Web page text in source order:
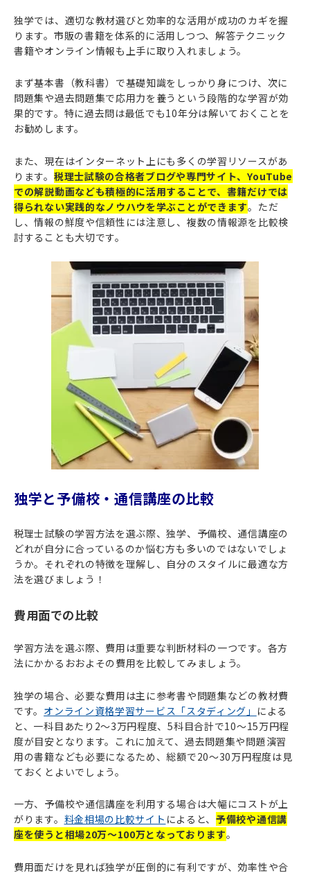
独学では、適切な教材選びと効率的な活用が成功のカギを握
ります。市販の書籍を体系的に活用しつつ、解答テクニック
書籍やオンライン情報も上手に取り入れましょう。
まず基本書（教科書）で基礎知識をしっかり身につけ、次に
問題集や過去問題集で応用力を養うという段階的な学習が効
果的です。特に過去問は最低でも10年分は解いておくことを
お勧めします。
また、現在はインターネット上にも多くの学習リソースがあ
ります。 税理士試験の合格者ブログや専門サイト、YouTube
での解説動画なども積極的に活用することで、書籍だけでは
得られない実践的なノウハウを学ぶことができます。ただ
し、情報の鮮度や信頼性には注意し、複数の情報源を比較検
討することも大切です。
独学と予備校・通信講座の比較
税理士試験の学習方法を選ぶ際、独学、予備校、通信講座の
どれが自分に合っているのか悩む方も多いのではないでしょ
うか。それぞれの特徴を理解し、自分のスタイルに最適な方
法を選びましょう！
費用面での比較
学習方法を選ぶ際、費用は重要な判断材料の一つです。各方
法にかかるおおよその費用を比較してみましょう。
独学の場合、必要な費用は主に参考書や問題集などの教材費
です。 オンライン資格学習サービス「スタディング」 による
と、一科目あたり2～3万円程度、5科目合計で10～15万円程
度が目安となります。これに加えて、過去問題集や問題演習
用の書籍なども必要になるため、総額で20～30万円程度は見
ておくとよいでしょう。
一方、予備校や通信講座を利用する場合は大幅にコストが上
がります。 料金相場の比較サイト によると、 予備校や通信講
座を使うと相場20万～100万となっております。
費用面だけを見れば独学が圧倒的に有利ですが、効率性や合